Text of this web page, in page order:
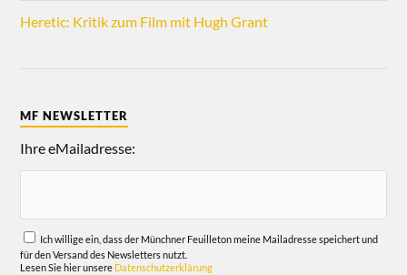
Heretic: Kritik zum Film mit Hugh Grant
MF NEWSLETTER
Ihre eMailadresse:
Ich willige ein, dass der Münchner Feuilleton meine Mailadresse speichert und
für den Versand des Newsletters nutzt.
Lesen Sie hier unsere Datenschutzerklärung